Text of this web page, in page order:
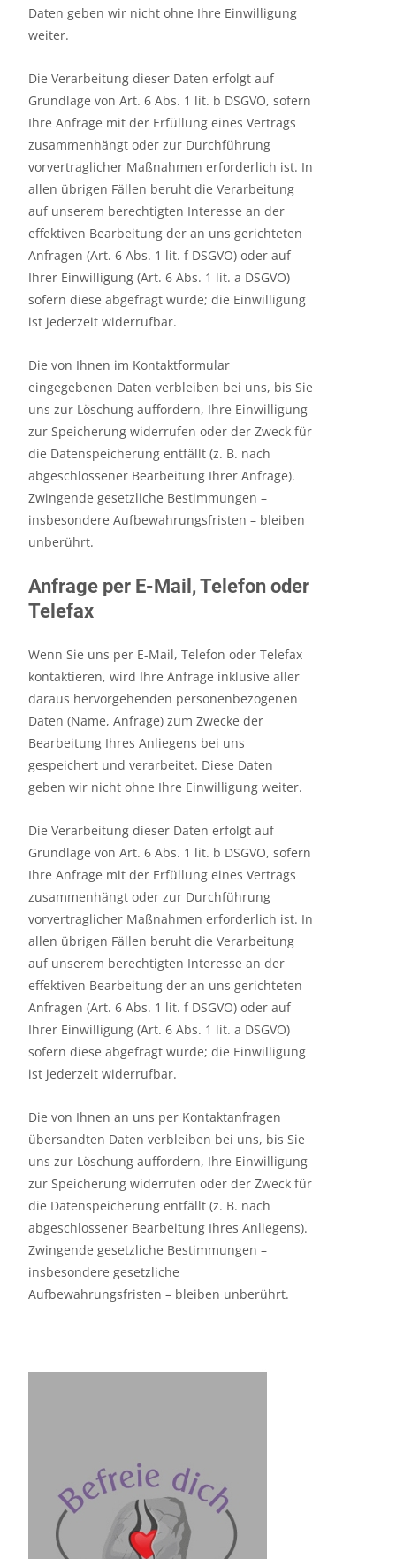
Daten geben wir nicht ohne Ihre Einwilligung
weiter.
Die Verarbeitung dieser Daten erfolgt auf
Grundlage von Art. 6 Abs. 1 lit. b DSGVO, sofern
Ihre Anfrage mit der Erfüllung eines Vertrags
zusammenhängt oder zur Durchführung
vorvertraglicher Maßnahmen erforderlich ist. In
allen übrigen Fällen beruht die Verarbeitung
auf unserem berechtigten Interesse an der
effektiven Bearbeitung der an uns gerichteten
Anfragen (Art. 6 Abs. 1 lit. f DSGVO) oder auf
Ihrer Einwilligung (Art. 6 Abs. 1 lit. a DSGVO)
sofern diese abgefragt wurde; die Einwilligung
ist jederzeit widerrufbar.
Die von Ihnen im Kontaktformular
eingegebenen Daten verbleiben bei uns, bis Sie
uns zur Löschung auffordern, Ihre Einwilligung
zur Speicherung widerrufen oder der Zweck für
die Datenspeicherung entfällt (z. B. nach
abgeschlossener Bearbeitung Ihrer Anfrage).
Zwingende gesetzliche Bestimmungen –
insbesondere Aufbewahrungsfristen – bleiben
unberührt.
Anfrage per E-Mail, Telefon oder
Telefax
Wenn Sie uns per E-Mail, Telefon oder Telefax
kontaktieren, wird Ihre Anfrage inklusive aller
daraus hervorgehenden personenbezogenen
Daten (Name, Anfrage) zum Zwecke der
Bearbeitung Ihres Anliegens bei uns
gespeichert und verarbeitet. Diese Daten
geben wir nicht ohne Ihre Einwilligung weiter.
Die Verarbeitung dieser Daten erfolgt auf
Grundlage von Art. 6 Abs. 1 lit. b DSGVO, sofern
Ihre Anfrage mit der Erfüllung eines Vertrags
zusammenhängt oder zur Durchführung
vorvertraglicher Maßnahmen erforderlich ist. In
allen übrigen Fällen beruht die Verarbeitung
auf unserem berechtigten Interesse an der
effektiven Bearbeitung der an uns gerichteten
Anfragen (Art. 6 Abs. 1 lit. f DSGVO) oder auf
Ihrer Einwilligung (Art. 6 Abs. 1 lit. a DSGVO)
sofern diese abgefragt wurde; die Einwilligung
ist jederzeit widerrufbar.
Die von Ihnen an uns per Kontaktanfragen
übersandten Daten verbleiben bei uns, bis Sie
uns zur Löschung auffordern, Ihre Einwilligung
zur Speicherung widerrufen oder der Zweck für
die Datenspeicherung entfällt (z. B. nach
abgeschlossener Bearbeitung Ihres Anliegens).
Zwingende gesetzliche Bestimmungen –
insbesondere gesetzliche
Aufbewahrungsfristen – bleiben unberührt.